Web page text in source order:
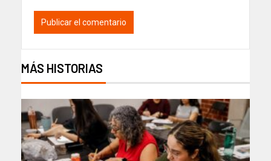
MÁS HISTORIAS